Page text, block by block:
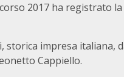
2017 ha registrato
storica impresa italiana,
Cappiello.